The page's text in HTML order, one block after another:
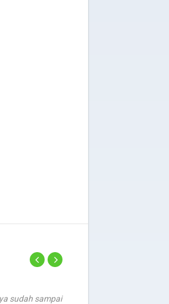
sudah sampai